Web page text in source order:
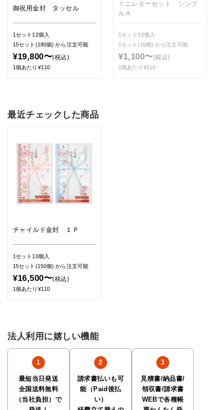
御祝用金封 タッセル
1セット12個入
15セット(180個)から注文可能
¥19,800〜(税込)
1個あたり¥110
ミニレターセット シンプ
ルＡ
1セット10個入
1セット(10個)から注文可能
¥1,100〜(税込)
1個あたり¥110
最近チェックした商品
チャイルド金封 １Ｐ
1セット10個入
15セット(150個)から注文可能
¥16,500〜(税込)
1個あたり¥110
法人利用に嬉しい機能
最短当日発送
全国送料無料
（当社負担）で
請求書払いも可
能（Paid後払
い）
見積書/納品書/
領収書/請求書
WEBで各種帳